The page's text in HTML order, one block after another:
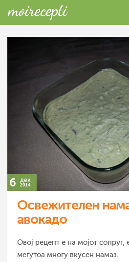
6 дек
2014
Освежителен
авокадо
Овој рецепт е на мојот сопруг,
меѓутоа многу вкусен намаз.